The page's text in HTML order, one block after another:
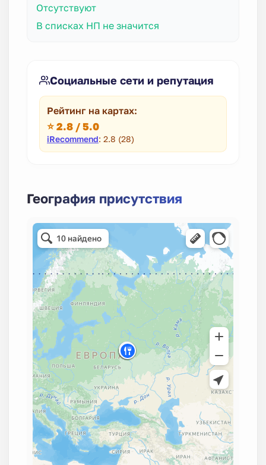
Отсутствуют
В списках НП не значится
Социальные сети и репутация
Рейтинг на картах:
⭐ 2.8 / 5.0
iRecommend: 2.8 (28)
География присутствия